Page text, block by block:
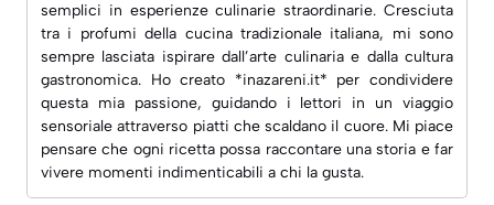
semplici in esperienze culinarie straordinarie. Cresciuta
tra i profumi della cucina tradizionale italiana, mi sono
sempre lasciata ispirare dall’arte culinaria e dalla cultura
gastronomica. Ho creato *inazareni.it* per condividere
questa mia passione, guidando i lettori in un viaggio
sensoriale attraverso piatti che scaldano il cuore. Mi piace
pensare che ogni ricetta possa raccontare una storia e far
vivere momenti indimenticabili a chi la gusta.